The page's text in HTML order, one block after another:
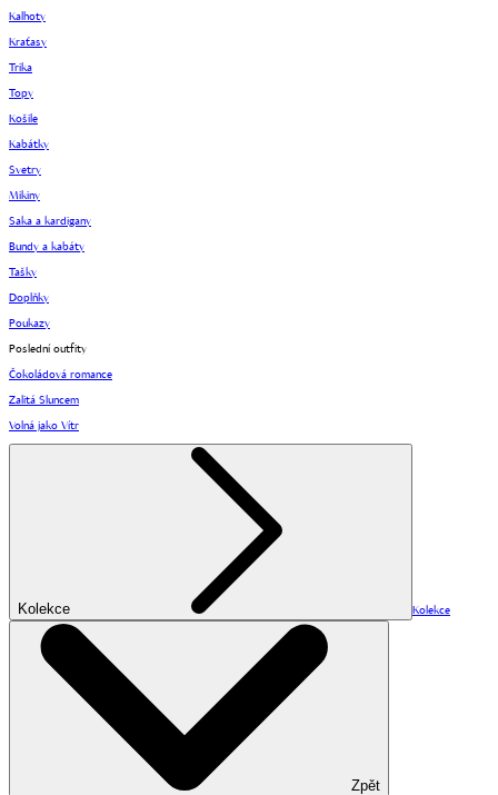
Kalhoty
Kraťasy
Trika
Topy
Košile
Kabátky
Svetry
Mikiny
Saka a kardigany
Bundy a kabáty
Tašky
Doplňky
Poukazy
Poslední outfity
Čokoládová romance
Zalitá Sluncem
Volná jako Vítr
Kolekce Kolekce
Zpět